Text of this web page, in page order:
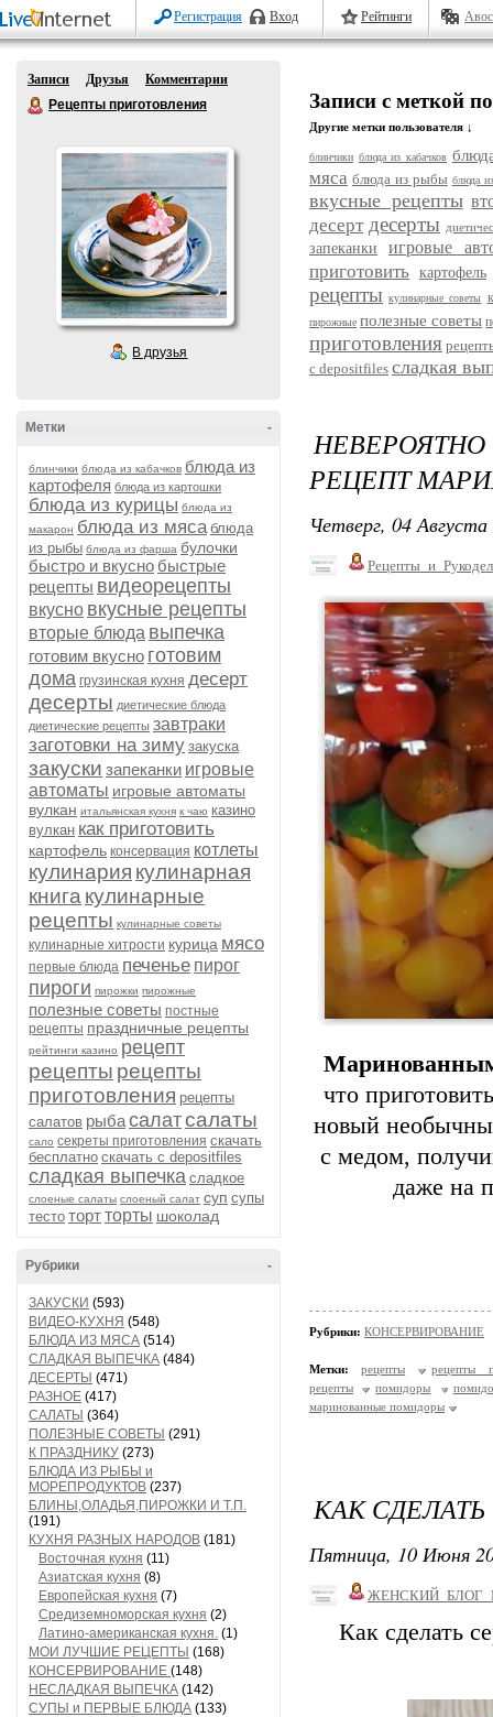
Регистрация Вход Рейтинги
Записи Друзья
Комментарии
Рецепты приготовления
В друзья
-
Метки
блинчики блюда из кабачков блюда из
картофеля блюда из картошки
блюда из курицы блюда из
макарон блюда из мяса блюда
из рыбы блюда из фарша булочки
быстро и вкусно быстрые
рецепты видеорецепты
вкусно вкусные рецепты
вторые блюда выпечка
готовим вкусно готовим
дома грузинская кухня десерт
десерты диетические блюда
диетические рецепты завтраки
заготовки на зиму закуска
закуски запеканки игровые
автоматы игровые автоматы
вулкан итальянская кухня к чаю казино
вулкан как приготовить
картофель консервация котлеты
кулинария кулинарная
книга кулинарные
рецепты кулинарные советы
кулинарные хитрости курица мясо
первые блюда печенье пирог
пироги пирожки пирожные
полезные советы постные
рецепты праздничные рецепты
рейтинги казино рецепт
рецепты рецепты
приготовления рецепты
салатов рыбасалатсалаты
сало секреты приготовления скачать
бесплатно скачать с depositfiles
сладкая выпечка сладкое
слоеные салаты слоеный салат суп супы
тесто тортторты шоколад
-
Рубрики
ЗАКУСКИ (593)
ВИДЕО-КУХНЯ (548)
БЛЮДА ИЗ МЯСА (514)
СЛАДКАЯ ВЫПЕЧКА (484)
ДЕСЕРТЫ (471)
РАЗНОЕ (417)
САЛАТЫ (364)
ПОЛЕЗНЫЕ СОВЕТЫ (291)
К ПРАЗДНИКУ (273)
БЛЮДА ИЗ РЫБЫ и
МОРЕПРОДУКТОВ (237)
БЛИНЫ,ОЛАДЬЯ,ПИРОЖКИ И Т.П.
(191)
КУХНЯ РАЗНЫХ НАРОДОВ (181)
Восточная кухня (11)
Азиатская кухня (8)
Европейская кухня (7)
Средиземноморская кухня (2)
Латино-американская кухня. (1)
МОИ ЛУЧШИЕ РЕЦЕПТЫ (168)
КОНСЕРВИРОВАНИЕ (148)
НЕСЛАДКАЯ ВЫПЕЧКА (142)
СУПЫ и ПЕРВЫЕ БЛЮДА (133)
Записи с меткой
Другие метки пользователя ↓
блинчики блюда из кабачков
мяса блюда из рыбы блюда
вкусные рецепты
десерт десерты
запеканки игровые
приготовить картофель
рецепты кулинарные советы
пирожные полезные советы
приготовления
с depositfiles сладкая
РЕЦЕПТ
Четверг, 04
что
новый
с медом,
даже на
Рубрики: КОНСЕРВИРОВАНИЕ
Метки: рецепты
рецепты
рецепты
помидоры
маринованные помидоры
КАК
Пятница, 10 Июня
Как сделать